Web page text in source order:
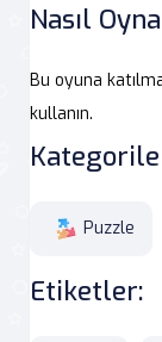
Nasıl
Bu oyuna
kullanın.
Puzzle
Etiketler: